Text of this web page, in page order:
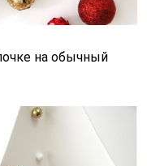
на обычный